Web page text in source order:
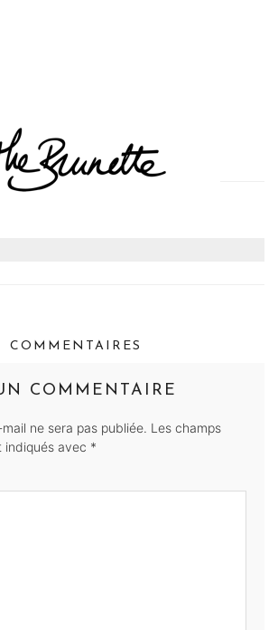
COMMENTAIRES
COMMENTAIRE
ne sera pas publiée. Les champs
indiqués avec *